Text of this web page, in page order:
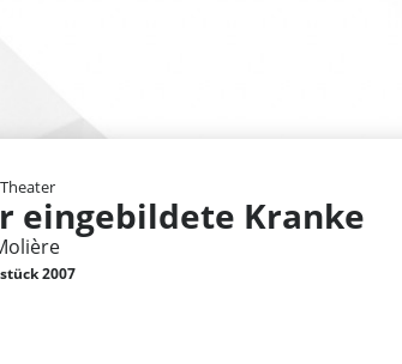
eingebildete Kranke
2007